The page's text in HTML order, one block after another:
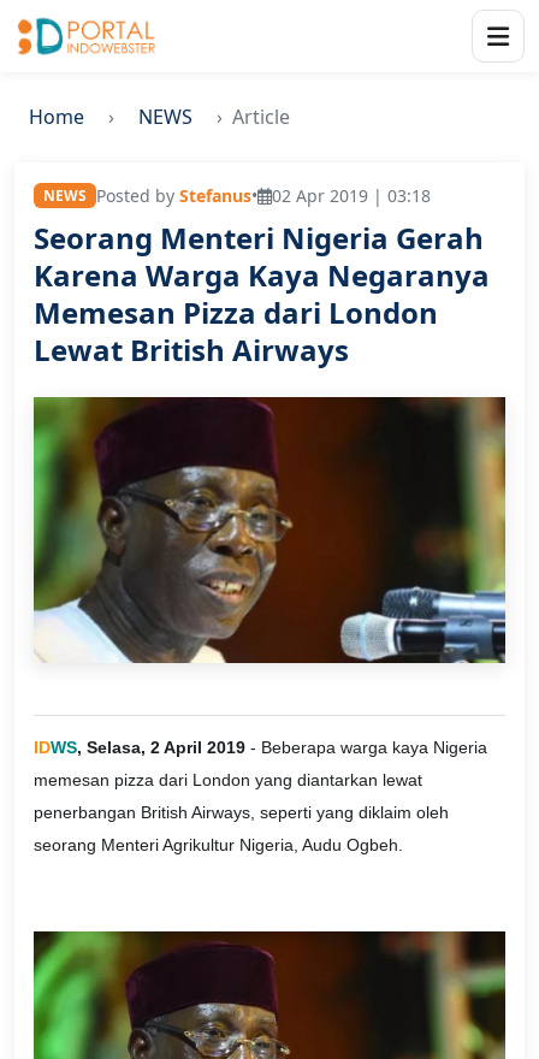
Home NEWS Article
NEWS Posted by Stefanus• 02 Apr 2019 | 03:18
Seorang Menteri Nigeria Gerah
Karena Warga Kaya Negaranya
Memesan Pizza dari London
Lewat British Airways
IDWS, Selasa, 2 April 2019 - Beberapa warga kaya Nigeria
memesan pizza dari London yang diantarkan lewat
penerbangan British Airways, seperti yang diklaim oleh
seorang Menteri Agrikultur Nigeria, Audu Ogbeh.